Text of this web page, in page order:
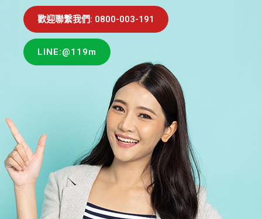
歡迎聯繫我們: 0800-003-191
LINE:@119m